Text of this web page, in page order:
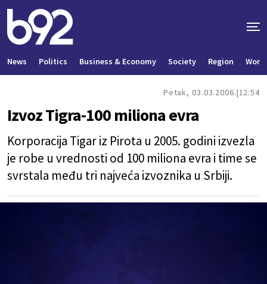
News Politics Business & Economy Society Region World
Petak, 03.03.2006. 12:54
Izvoz Tigra-100 miliona evra
Korporacija Tigar iz Pirota u 2005. godini izvezla
je robe u vrednosti od 100 miliona evra i time se
svrstala među tri najveća izvoznika u Srbiji.